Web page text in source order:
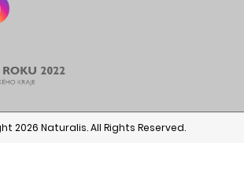
2026 Naturalis. All Rights Reserved.